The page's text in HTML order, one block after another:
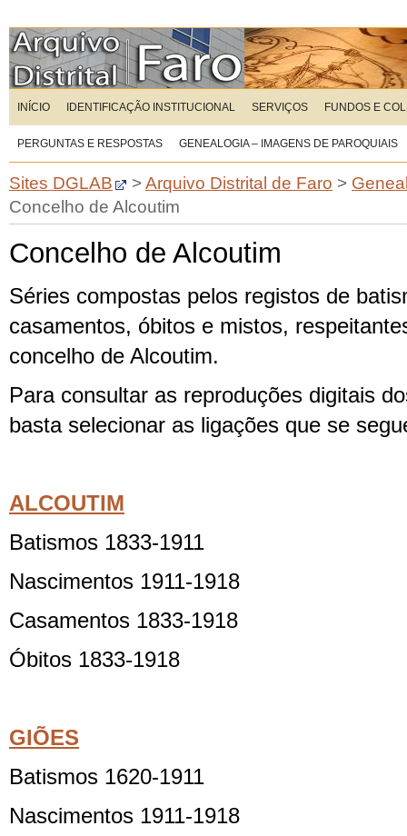
INÍCIO IDENTIFICAÇÃO INSTITUCIONAL SERVIÇOS FUNDOS E
PERGUNTAS E RESPOSTAS GENEALOGIA – IMAGENS DE PAROQUIAIS
Sites DGLAB >Arquivo Distrital de Faro >
Concelho de Alcoutim
Concelho de Alcoutim
Séries compostas pelos registos de
casamentos, óbitos e mistos,
concelho de Alcoutim.
Para consultar as reproduções digitais
basta selecionar as ligações que se
ALCOUTIM
Batismos 1833-1911
Nascimentos 1911-1918
Casamentos 1833-1918
Óbitos 1833-1918
GIÕES
Batismos 1620-1911
Nascimentos 1911-1918